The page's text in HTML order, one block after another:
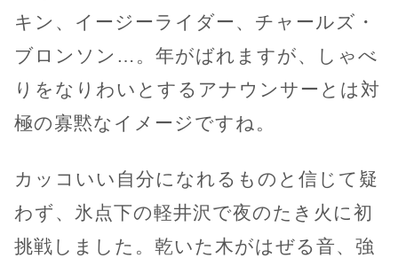
キン、イージーライダー、チャールズ・
ブロンソン…。年がばれますが、しゃべ
りをなりわいとするアナウンサーとは対
極の寡黙なイメージですね。
カッコいい自分になれるものと信じて疑
わず、氷点下の軽井沢で夜のたき火に初
挑戦しました。乾いた木がはぜる音、強